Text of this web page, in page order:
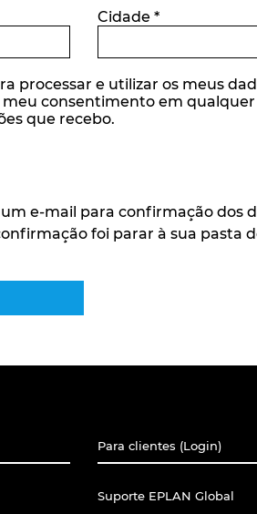
Cidade *
processar e utilizar os meus
consentimento em
que recebo.
e-mail para confirmação dos
foi parar à sua pasta
Para clientes (Login)
Suporte EPLAN Global